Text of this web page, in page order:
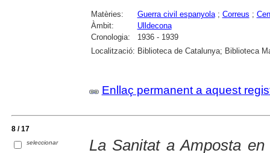
Matèries: Guerra civil espanyola; Correus ;
Àmbit:
Ulldecona
Cronologia:
1936 - 1939
Localització: Biblioteca de Catalunya; Biblioteca
Enllaç permanent a aquest
8 / 17
seleccionar La Sanitat a Amposta